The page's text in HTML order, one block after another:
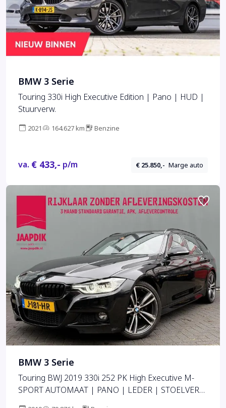
BMW 3 Serie
Touring 330i High Executive Edition | Pano | HUD |
Stuurverw.
2021 164.627 km Benzine
va. € 433,- p/m € 25.850,- Marge auto
BMW 3 Serie
Touring BWJ 2019 330i 252 PK High Executive M-
SPORT AUTOMAAT | PANO | LEDER | STOELVERW.